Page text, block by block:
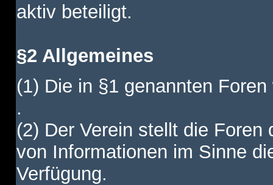
aktiv beteiligt.
§2 Allgemeines
(1) Die in §1 genannten
.
(2) Der Verein stellt die
von Informationen im Sinne
Verfügung.